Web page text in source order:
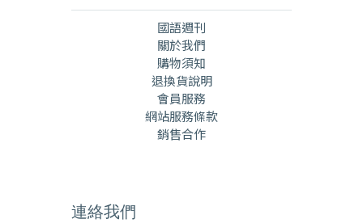
國語週刊
關於我們
購物須知
退換貨說明
會員服務
網站服務條款
銷售合作
連絡我們